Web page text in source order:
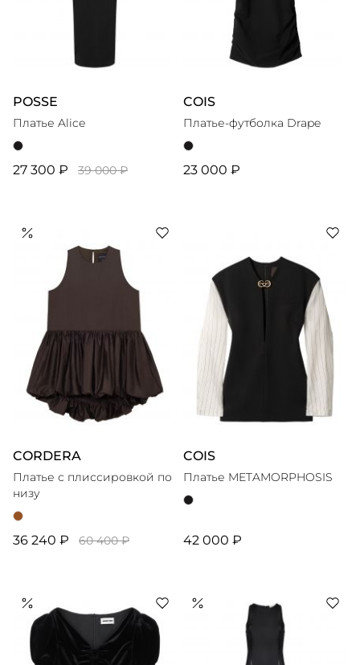
POSSE
Платье Alice
27 300 ₽ 39 000 ₽
COIS
Платье-футболка Drape
23 000 ₽
CORDERA
Платье с плиссировкой по
низу
36 240 ₽ 60 400 ₽
COIS
Платье METAMORPHOSIS
42 000 ₽